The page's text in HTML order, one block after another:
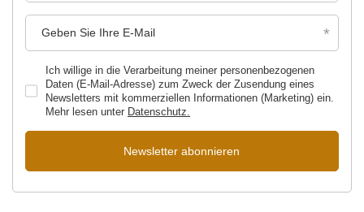
Geben Sie Ihre E-Mail
Ich willige in die Verarbeitung meiner personenbezogenen
Daten (E-Mail-Adresse) zum Zweck der Zusendung eines
Newsletters mit kommerziellen Informationen (Marketing) ein.
Mehr lesen unter Datenschutz.
Newsletter abonnieren